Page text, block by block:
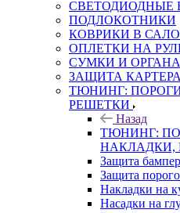
СВЕТОДИОДНЫЕ
ПОДЛОКОТНИКИ
КОВРИКИ В
ОПЛЕТКИ НА
СУМКИ И
ЗАЩИТА
ТЮНИНГ:
РЕШЕТКИ
Назад
ТЮНИНГ:
НАКЛАДКИ,
Защита
Защита
Накладки на
Насадки на